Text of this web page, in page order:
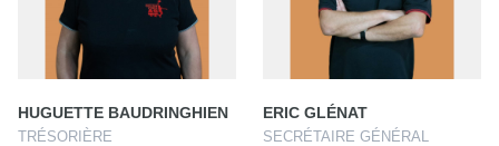
HUGUETTE BAUDRINGHIEN
TRÉSORIÈRE
ERIC GLÉNAT
SECRÉTAIRE GÉNÉRAL